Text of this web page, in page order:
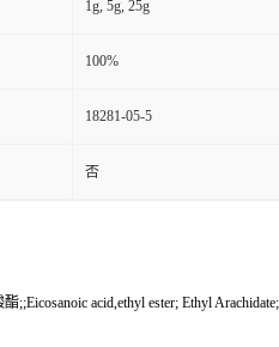
1g, 5g, 25g
100%
18281-05-5
否
acid,ethyl ester; Ethyl